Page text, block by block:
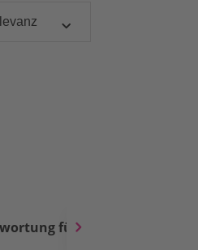
für ein Naturwunder